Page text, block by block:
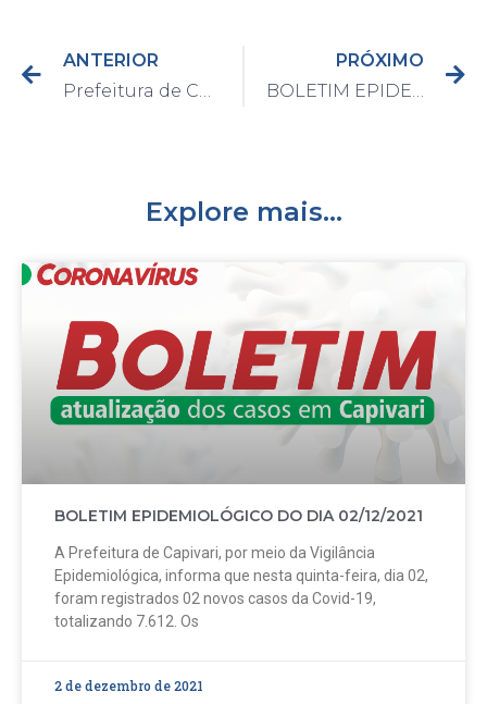
ANTERIOR
Prefeitura de Capivari retoma distribuição de cestas básicas para famílias beneficiárias; serão 1600 kits neste primeiro mês
PRÓXIMO
BOLETIM EPIDEMIOLÓGICO DO DIA 01/03/2021
Explore mais...
BOLETIM EPIDEMIOLÓGICO DO DIA 02/12/2021
A Prefeitura de Capivari, por meio da Vigilância
Epidemiológica, informa que nesta quinta-feira, dia 02,
foram registrados 02 novos casos da Covid-19,
totalizando 7.612. Os
2 de dezembro de 2021